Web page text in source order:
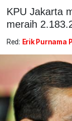
KPU Jakarta
meraih
Red: Erik Purnama